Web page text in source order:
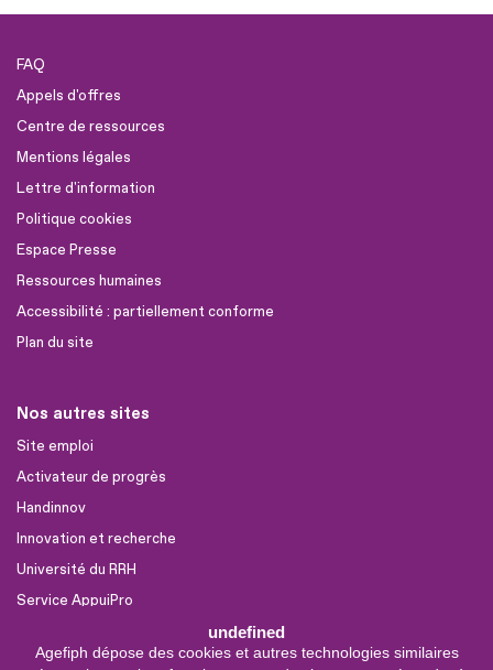
undefined
Agefiph dépose des cookies et autres technologies similaires
FAQ
Appels d'offres
Centre de ressources
Mentions légales
Lettre d'information
Politique cookies
Espace Presse
Ressources humaines
Accessibilité : partiellement conforme
Plan du site
Nos autres sites
Site emploi
Activateur de progrès
Handinnov
Innovation et recherche
Université du RRH
Service AppuiPro
Nous suivre